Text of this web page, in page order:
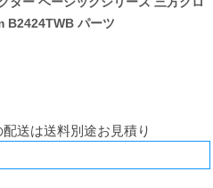
B2424TWB パーツ
送は送料別途お見積り